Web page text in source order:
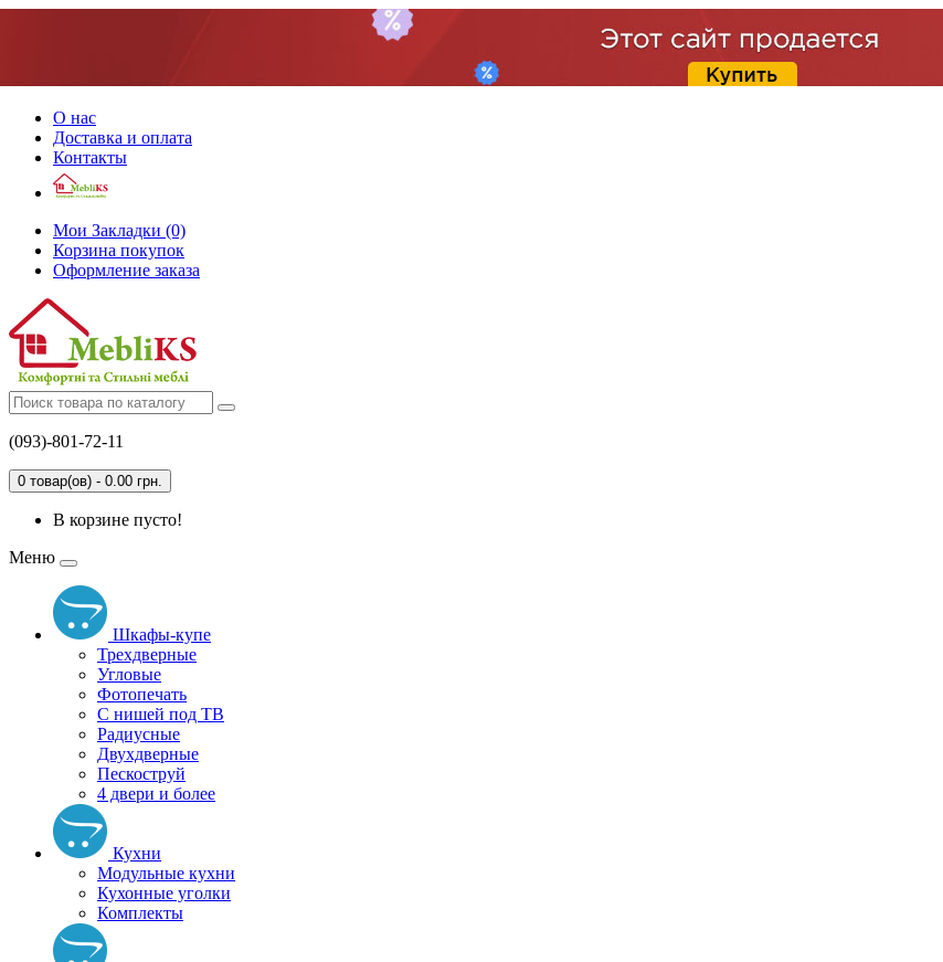
О нас
Доставка и оплата
Контакты
Мои Закладки (0)
Корзина покупок
Оформление заказа
(093)-801-72-11
0 товар(ов) - 0.00 грн.
В корзине пусто!
Меню
Шкафы-купе
Трехдверные
Угловые
Фотопечать
С нишей под ТВ
Радиусные
Двухдверные
Пескоструй
4 двери и более
Кухни
Модульные кухни
Кухонные уголки
Комплекты